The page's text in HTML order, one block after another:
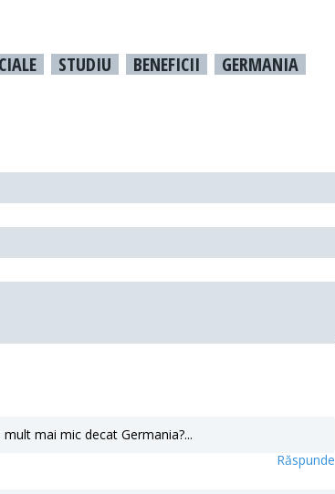
STUDIU BENEFICII
GERMANIA
mai mic decat Germania?...
Răspunde